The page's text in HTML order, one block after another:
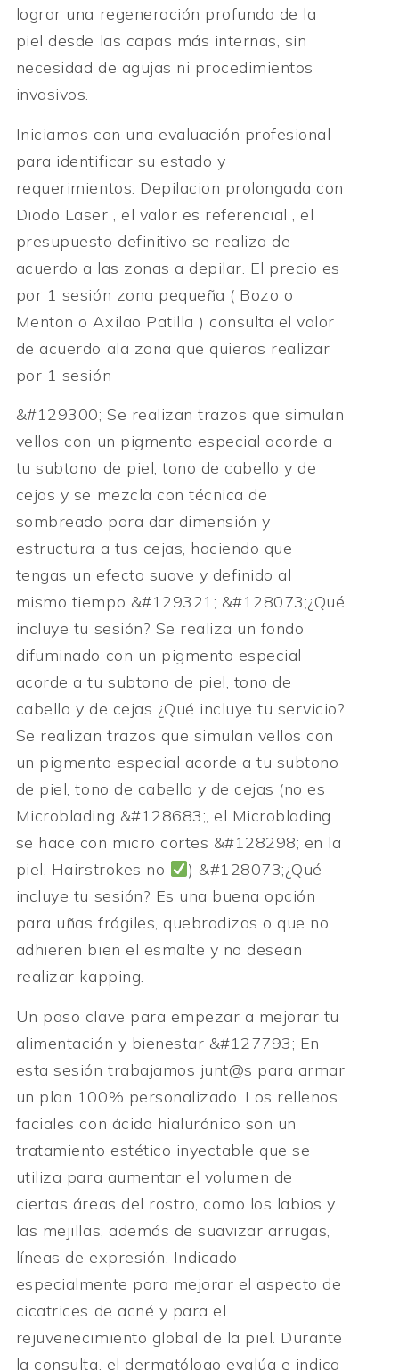
lograr una regeneración profunda de la
piel desde las capas más internas, sin
necesidad de agujas ni procedimientos
invasivos.
Iniciamos con una evaluación profesional
para identificar su estado y
requerimientos. Depilacion prolongada con
Diodo Laser , el valor es referencial , el
presupuesto definitivo se realiza de
acuerdo a las zonas a depilar. El precio es
por 1 sesión zona pequeña ( Bozo o
Menton o Axilao Patilla ) consulta el valor
de acuerdo ala zona que quieras realizar
por 1 sesión
&#129300; Se realizan trazos que simulan
vellos con un pigmento especial acorde a
tu subtono de piel, tono de cabello y de
cejas y se mezcla con técnica de
sombreado para dar dimensión y
estructura a tus cejas, haciendo que
tengas un efecto suave y definido al
mismo tiempo &#129321; &#128073;¿Qué
incluye tu sesión? Se realiza un fondo
difuminado con un pigmento especial
acorde a tu subtono de piel, tono de
cabello y de cejas ¿Qué incluye tu servicio?
Se realizan trazos que simulan vellos con
un pigmento especial acorde a tu subtono
de piel, tono de cabello y de cejas (no es
Microblading &#128683;, el Microblading
se hace con micro cortes &#128298; en la
piel, Hairstrokes no
) &#128073;¿Qué
incluye tu sesión? Es una buena opción
para uñas frágiles, quebradizas o que no
adhieren bien el esmalte y no desean
realizar kapping.
Un paso clave para empezar a mejorar tu
alimentación y bienestar &#127793; En
esta sesión trabajamos junt@s para armar
un plan 100% personalizado. Los rellenos
faciales con ácido hialurónico son un
tratamiento estético inyectable que se
utiliza para aumentar el volumen de
ciertas áreas del rostro, como los labios y
las mejillas, además de suavizar arrugas,
líneas de expresión. Indicado
especialmente para mejorar el aspecto de
cicatrices de acné y para el
rejuvenecimiento global de la piel. Durante
la consulta, el dermatólogo evalúa e indica